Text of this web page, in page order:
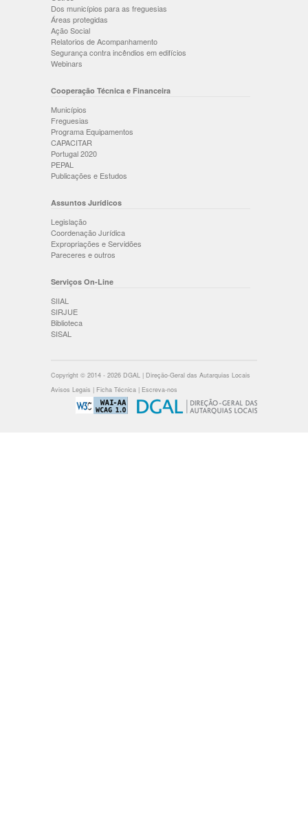
Dos municípios para as freguesias
Áreas protegidas
Ação Social
Relatorios de Acompanhamento
Segurança contra incêndios em edifícios
Webinars
Cooperação Técnica e Financeira
Municípios
Freguesias
Programa Equipamentos
CAPACITAR
Portugal 2020
PEPAL
Publicações e Estudos
Assuntos Jurídicos
Legislação
Coordenação Jurídica
Expropriações e Servidões
Pareceres e outros
Serviços On-Line
SIIAL
SIRJUE
Biblioteca
SISAL
Copyright © 2014 - 2026 DGAL | Direção-Geral das Autarquias Locais
Avisos Legais | Ficha Técnica | Escreva-nos